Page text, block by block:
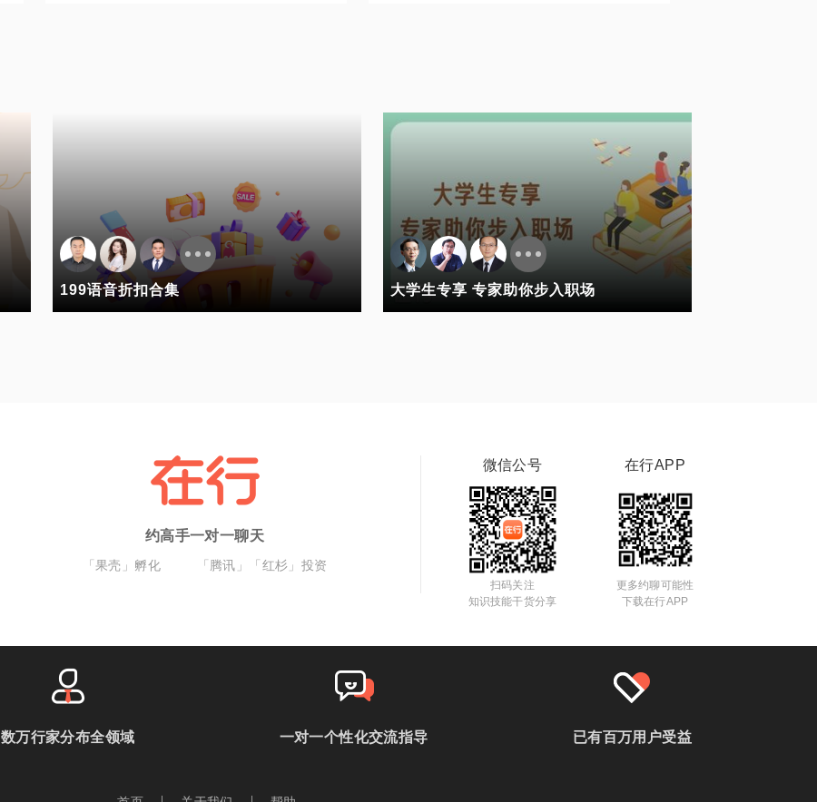
199语音折扣合集 大学生专享 专家助你步入职场
约高手一对一聊天
「果壳」孵化 「腾讯」「红杉」投资
微信公号
扫码关注
知识技能干货分享
在行APP
更多约聊可能性
下载在行APP
数万行家分布全领域 一对一个性化交流指导 已有百万用户受益